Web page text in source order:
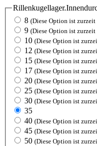
8 (Diese Option ist
9 (Diese Option ist
10 (Diese Option ist
12 (Diese Option ist
15 (Diese Option ist
17 (Diese Option ist
20 (Diese Option ist
25 (Diese Option ist
30 (Diese Option ist
35
40 (Diese Option ist
45 (Diese Option ist
50 (Diese Option ist